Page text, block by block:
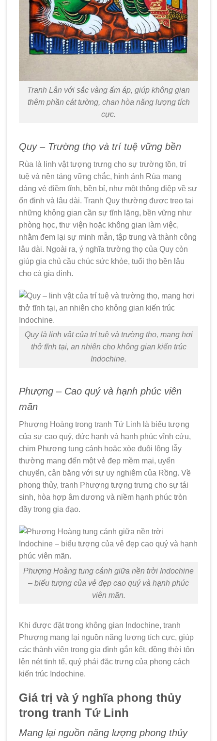
Tranh Lân với sắc vàng ấm áp, giúp không gian
thêm phần cát tường, chan hòa năng lượng tích
cực.
Quy – Trường thọ và trí tuệ vững bền
Rùa là linh vật tượng trưng cho sự trường tồn, trí
tuệ và nền tảng vững chắc, hình ảnh Rùa mang
dáng vẻ điềm tĩnh, bền bỉ, như một thông điệp về sự
ổn định và lâu dài. Tranh Quy thường được treo tại
những không gian cần sự tĩnh lặng, bền vững như
phòng học, thư viện hoặc không gian làm việc,
nhằm đem lại sự minh mẫn, tập trung và thành công
lâu dài. Ngoài ra, ý nghĩa trường thọ của Quy còn
giúp gia chủ cầu chúc sức khỏe, tuổi thọ bền lâu
cho cả gia đình.
Quy là linh vật của trí tuệ và trường thọ, mang hơi
thở tĩnh tại, an nhiên cho không gian kiến trúc
Indochine.
Phượng – Cao quý và hạnh phúc viên
mãn
Phượng Hoàng trong tranh Tứ Linh là biểu tượng
của sự cao quý, đức hạnh và hạnh phúc vĩnh cửu,
chim Phượng tung cánh hoặc xòe đuôi lộng lẫy
thường mang đến một vẻ đẹp mềm mại, uyển
chuyển, cân bằng với sự uy nghiêm của Rồng. Về
phong thủy, tranh Phượng tượng trưng cho sự tái
sinh, hòa hợp âm dương và niềm hạnh phúc tròn
đầy trong gia đạo.
Phượng Hoàng tung cánh giữa nền trời Indochine
– biểu tượng của vẻ đẹp cao quý và hạnh phúc
viên mãn.
Khi được đặt trong không gian Indochine, tranh
Phượng mang lại nguồn năng lượng tích cực, giúp
các thành viên trong gia đình gắn kết, đồng thời tôn
lên nét tinh tế, quý phái đặc trưng của phong cách
kiến trúc Indochine.
Giá trị và ý nghĩa phong thủy
trong tranh Tứ Linh
Mang lại nguồn năng lượng phong thủy